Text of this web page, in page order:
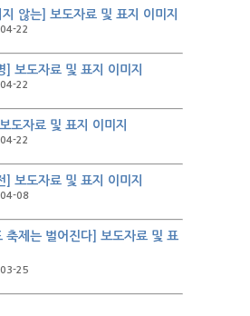
지 않는] 보도자료 및 표지 이미지
04-22
] 보도자료 및 표지 이미지
04-22
도자료 및 표지 이미지
04-22
] 보도자료 및 표지 이미지
04-08
축제는 벌어진다] 보도자료 및 표
03-25